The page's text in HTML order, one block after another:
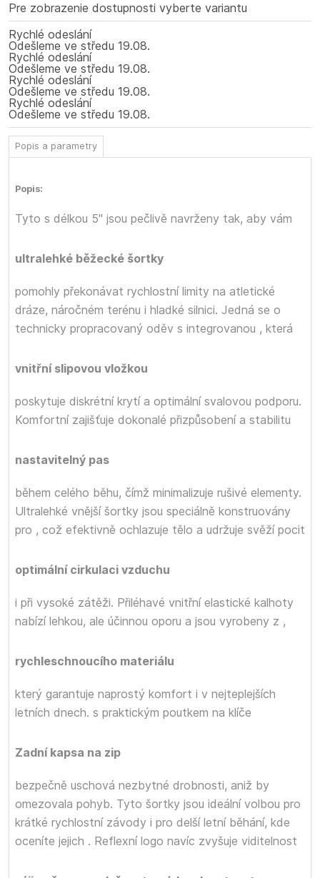
Pre zobrazenie dostupnosti vyberte variantu
Rychlé odeslání
Odešleme ve středu 19.08.
Rychlé odeslání
Odešleme ve středu 19.08.
Rychlé odeslání
Odešleme ve středu 19.08.
Rychlé odeslání
Odešleme ve středu 19.08.
Popis a parametry
Popis:
Tyto
ultralehké běžecké šortky
s délkou 5" jsou pečlivě navrženy tak, aby vám
pomohly překonávat rychlostní limity na atletické
dráze, náročném terénu i hladké silnici. Jedná se o
technicky propracovaný oděv s integrovanou
vnitřní slipovou vložkou
, která
poskytuje diskrétní krytí a optimální svalovou podporu.
Komfortní
nastavitelný pas
zajišťuje dokonalé přizpůsobení a stabilitu
během celého běhu, čímž minimalizuje rušivé elementy.
Ultralehké vnější šortky jsou speciálně konstruovány
pro
optimální cirkulaci vzduchu
, což efektivně ochlazuje tělo a udržuje svěží pocit
i při vysoké zátěži. Přiléhavé vnitřní elastické kalhoty
nabízí lehkou, ale účinnou oporu a jsou vyrobeny z
rychleschnoucího materiálu
,
který garantuje naprostý komfort i v nejteplejších
letních dnech.
Zadní kapsa na zip
s praktickým poutkem na klíče
bezpečně uschová nezbytné drobnosti, aniž by
omezovala pohyb. Tyto šortky jsou ideální volbou pro
krátké rychlostní závody i pro delší letní běhání, kde
oceníte jejich . Reflexní logo navíc zvyšuje viditelnost